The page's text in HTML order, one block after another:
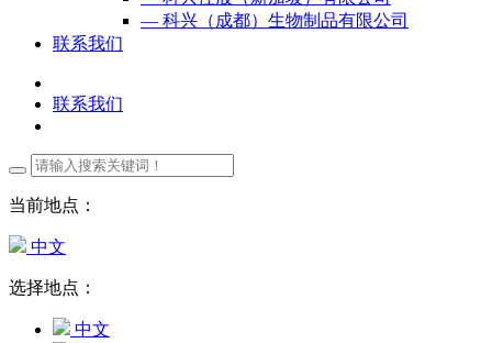
— 科兴（成都）生物制品有限公司
联系我们
联系我们
当前地点：
中文
选择地点：
中文